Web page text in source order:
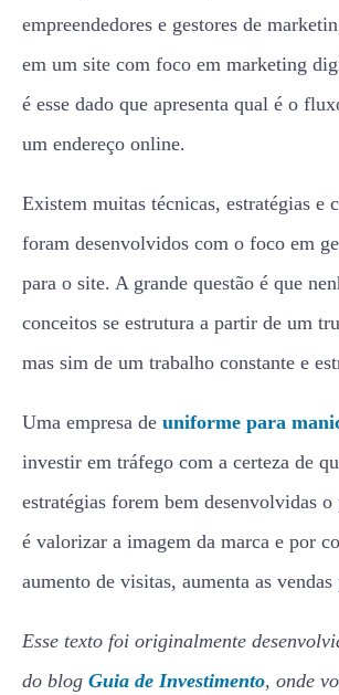
empreendedores e gestores de
em um site com foco em marketing
é esse dado que apresenta qual é o
um endereço online.
Existem muitas técnicas, estratégias e
foram desenvolvidos com o foco em
para o site. A grande questão é que
conceitos se estrutura a partir de um
mas sim de um trabalho constante e
Uma empresa de uniforme para
investir em tráfego com a certeza de
estratégias forem bem desenvolvidas o
é valorizar a imagem da marca e por
aumento de visitas, aumenta as
Esse texto foi originalmente
do blog Guia de Investimento, onde